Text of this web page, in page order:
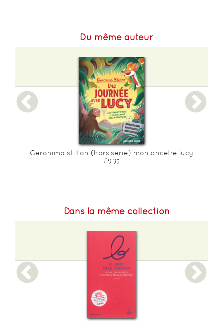
Du même auteur
Geronimo stilton (hors serie) mon ancetre lucy
£9.35
Dans la même collection